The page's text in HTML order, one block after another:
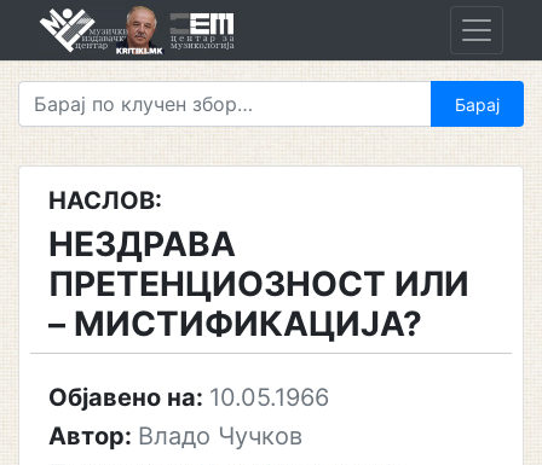
НАСЛОВ:
НЕЗДРАВА
ПРЕТЕНЦИОЗНОСТ ИЛИ
– МИСТИФИКАЦИЈА?
Објавено на: 10.05.1966
Автор: Владо Чучков